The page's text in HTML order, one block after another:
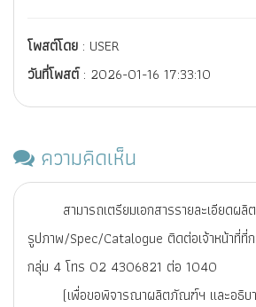
โพสต์โดย : USER
วันที่โพสต์: 2026-01-16 17:33:10
ความคิดเห็น
สามารถเตรียมเอกสารรายละเอียดผ
รูปภาพ/Spec/Catalogue ติดต่อเจ้าหน้าที่ที่
กลุ่ม 4 โทร 02 4306821 ต่อ 1040
(เพื่อขอพิจารณาผลิตภัณฑ์ฯ และอธิบ